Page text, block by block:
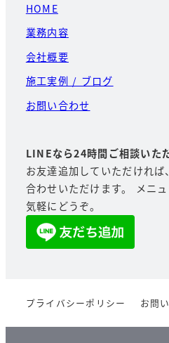
HOME
業務内容
会社概要
施工実例 / ブログ
お問い合わせ
LINEなら24時間ご相談いた
お友達追加していただけれ
合わせいただけます。 メニ
気軽にどうぞ。
プライバシーポリシー お問